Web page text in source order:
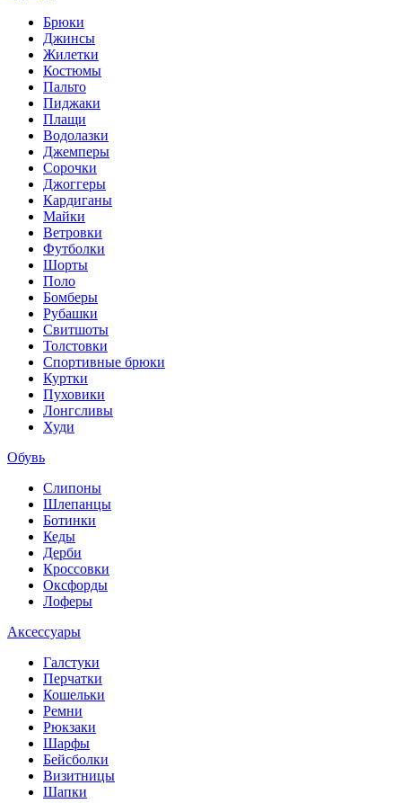
Брюки
Джинсы
Жилетки
Костюмы
Пальто
Пиджаки
Плащи
Водолазки
Джемперы
Сорочки
Джоггеры
Кардиганы
Майки
Ветровки
Футболки
Шорты
Поло
Бомберы
Рубашки
Свитшоты
Толстовки
Спортивные брюки
Куртки
Пуховики
Лонгсливы
Худи
Обувь
Слипоны
Шлепанцы
Ботинки
Кеды
Дерби
Кроссовки
Оксфорды
Лоферы
Аксессуары
Галстуки
Перчатки
Кошельки
Ремни
Рюкзаки
Шарфы
Бейсболки
Визитницы
Шапки